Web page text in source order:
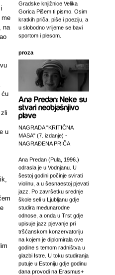
me
na
ću
u
Gradske knjižnice Velika
Gorica Pišem ti pismo. Osim
kratkih priča, piše i poeziju, a
u slobodno vrijeme se bavi
sportom i plesom.
proza
NAGRADA "KRITIČNA
MASA" (7. izdanje) -
NAGRAĐENA PRIČA
Ana Predan (Pula, 1996.)
odrasla je u Vodnjanu. U
šestoj godini počinje svirati
violinu, a u šesnaestoj pjevati
jazz. Po završetku srednje
škole seli u Ljubljanu gdje
studira međunarodne
odnose, a onda u Trst gdje
upisuje jazz pjevanje pri
tršćanskom konzervatoriju
na kojem je diplomirala ove
godine s temom radništva u
glazbi Istre. U toku studiranja
putuje u Estoniju gdje godinu
dana provodi na Erasmus+